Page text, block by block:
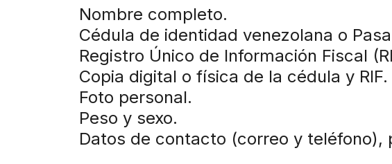
Nombre completo.
Cédula de identidad venezolana o
Registro Único de Información Fiscal
Copia digital o física de la cédula y RIF.
Foto personal.
Peso y sexo.
Datos de contacto (correo y teléfono),